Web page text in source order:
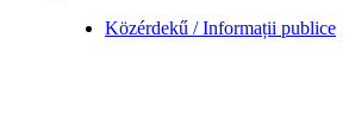
Közérdekű / Informații publice